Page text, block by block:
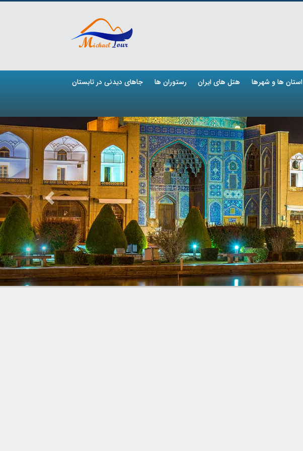
استان ها و شهرها هتل های ایران رستوران ها جاهای دیدنی در تابستان